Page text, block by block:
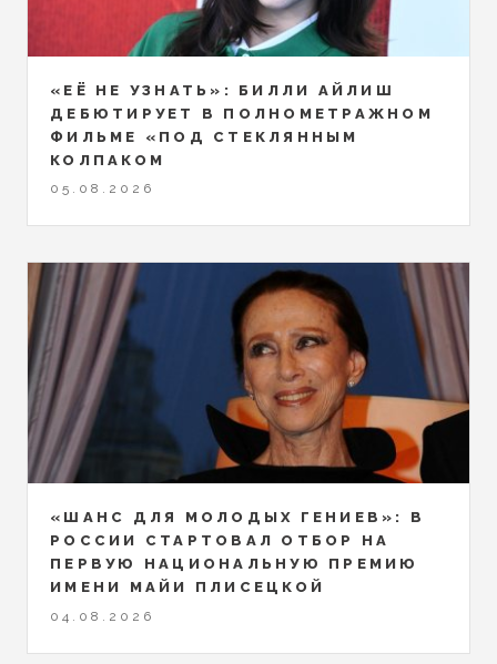
«ЕЁ НЕ УЗНАТЬ»: БИЛЛИ АЙЛИШ
ДЕБЮТИРУЕТ В ПОЛНОМЕТРАЖНОМ
ФИЛЬМЕ «ПОД СТЕКЛЯННЫМ
КОЛПАКОМ
05.08.2026
«ШАНС ДЛЯ МОЛОДЫХ ГЕНИЕВ»: В
РОССИИ СТАРТОВАЛ ОТБОР НА
ПЕРВУЮ НАЦИОНАЛЬНУЮ ПРЕМИЮ
ИМЕНИ МАЙИ ПЛИСЕЦКОЙ
04.08.2026